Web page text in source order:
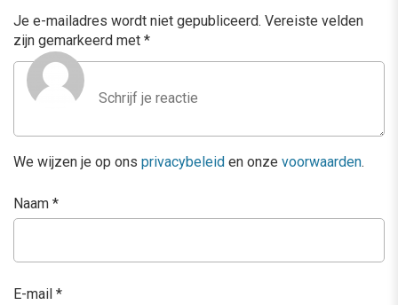
Je e-mailadres wordt niet gepubliceerd. Vereiste velden
zijn gemarkeerd met *
We wijzen je op ons privacybeleid en onze voorwaarden.
Naam *
E-mail *